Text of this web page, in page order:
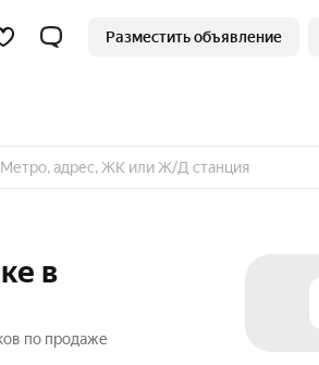
Разместить объявление
в
по продаже